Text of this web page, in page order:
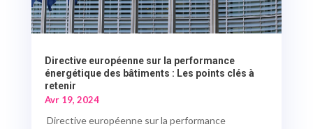
Directive européenne sur la performance
énergétique des bâtiments : Les points clés à
retenir
Avr 19, 2024
Directive européenne sur la performance